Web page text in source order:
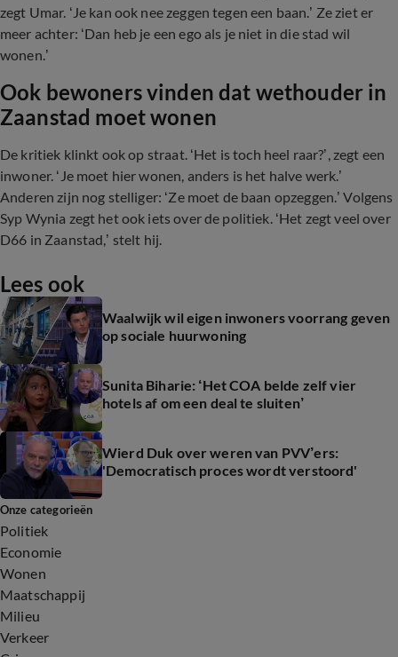
zegt Umar. ‘Je kan ook nee zeggen tegen een baan.’ Ze ziet er
meer achter: ‘Dan heb je een ego als je niet in die stad wil
wonen.’
Ook bewoners vinden dat wethouder in
Zaanstad moet wonen
De kritiek klinkt ook op straat. ‘Het is toch heel raar?’, zegt een
inwoner. ‘Je moet hier wonen, anders is het halve werk.’
Anderen zijn nog stelliger: ‘Ze moet de baan opzeggen.’ Volgens
Syp Wynia zegt het ook iets over de politiek. ‘Het zegt veel over
D66 in Zaanstad,’ stelt hij.
Lees ook
Waalwijk wil eigen inwoners voorrang geven
op sociale huurwoning
Sunita Biharie: ‘Het COA belde zelf vier
hotels af om een deal te sluiten’
Wierd Duk over weren van PVV’ers:
'Democratisch proces wordt verstoord'
Onze categorieën
Politiek
Economie
Wonen
Maatschappij
Milieu
Verkeer